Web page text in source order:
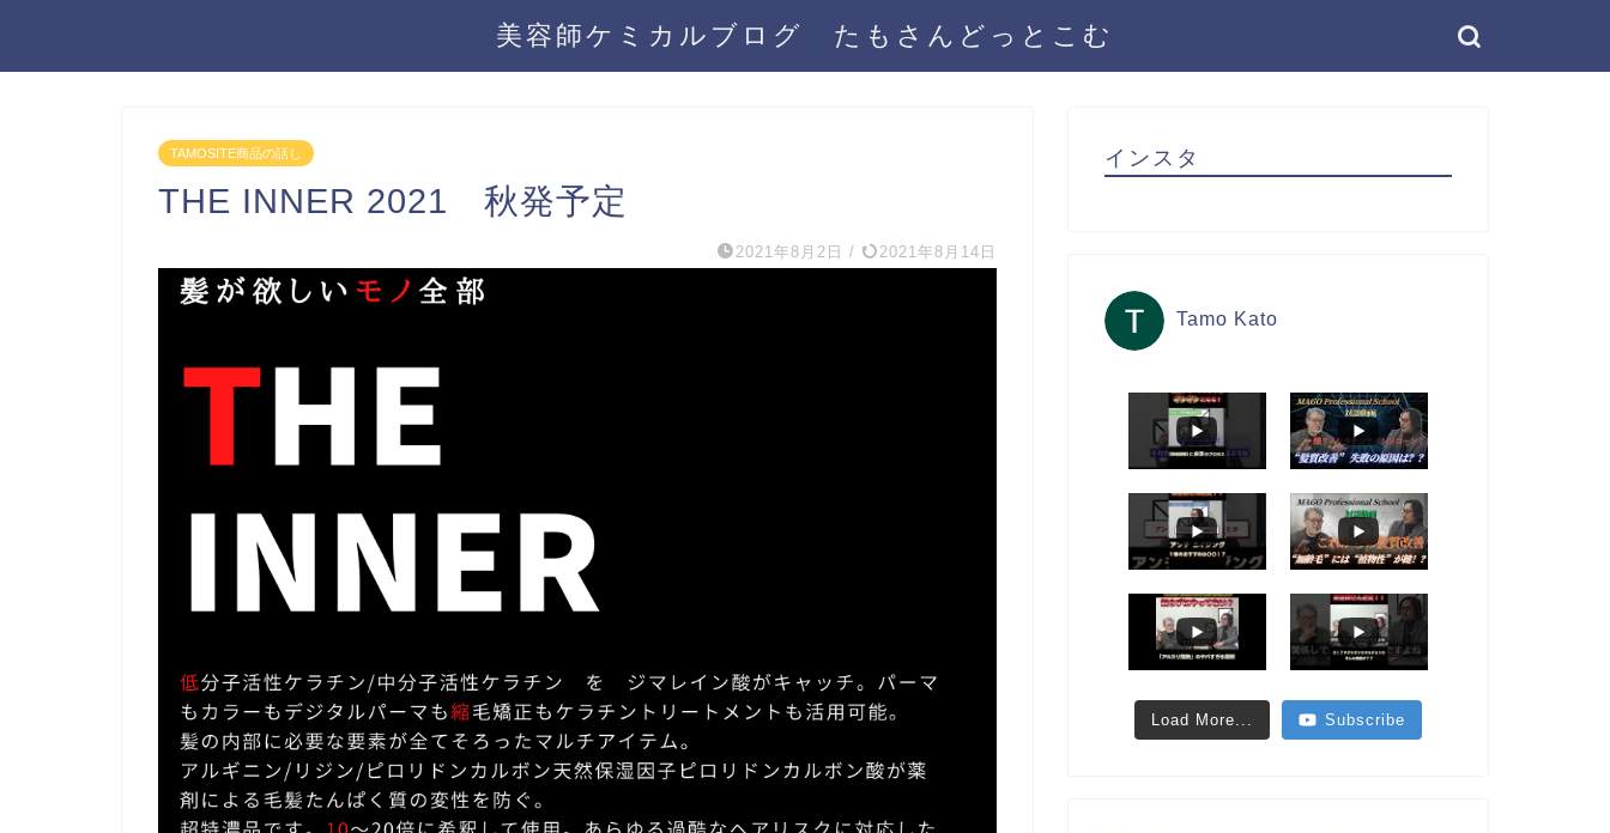
美容師ケミカルブログ たもさんどっとこむ
TAMOSITE商品の話し
THE INNER 2021 秋発予定
2021年8月2日 / 2021年8月14日
インスタ
Tamo Kato
Load More... Subscribe